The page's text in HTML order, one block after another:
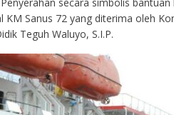
KM Sanus 72 yang diterima oleh
Teguh Waluyo, S.I.P.